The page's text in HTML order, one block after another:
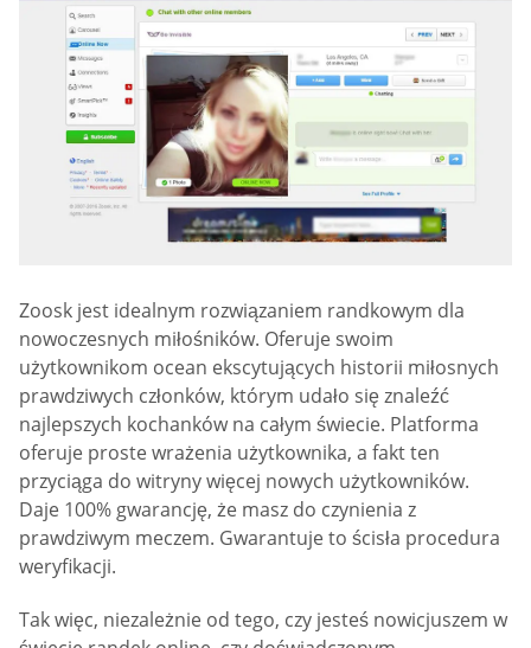
Zoosk jest idealnym rozwiązaniem randkowym dla
nowoczesnych miłośników. Oferuje swoim
użytkownikom ocean ekscytujących historii miłosnych
prawdziwych członków, którym udało się znaleźć
najlepszych kochanków na całym świecie. Platforma
oferuje proste wrażenia użytkownika, a fakt ten
przyciąga do witryny więcej nowych użytkowników.
Daje 100% gwarancję, że masz do czynienia z
prawdziwym meczem. Gwarantuje to ścisła procedura
weryfikacji.
Tak więc, niezależnie od tego, czy jesteś nowicjuszem w